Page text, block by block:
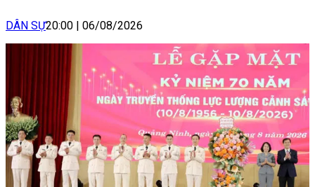
DÂN SỰ20:00 | 06/08/2026